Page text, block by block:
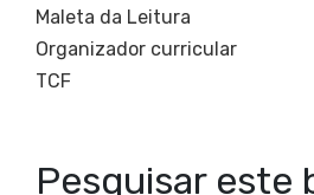
Maleta da Leitura
Organizador curricular
TCF
Pesquisar este